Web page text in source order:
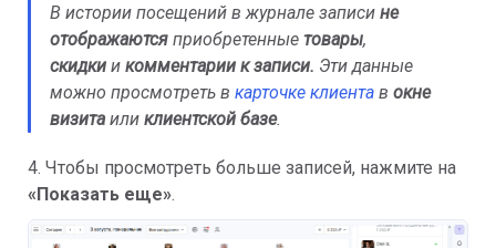
В истории посещений в журнале записи не
отображаются приобретенные товары,
скидки и комментарии к записи. Эти данные
можно просмотреть в карточке клиента в окне
визита или клиентской базе.
4. Чтобы просмотреть больше записей, нажмите на
«Показать еще».